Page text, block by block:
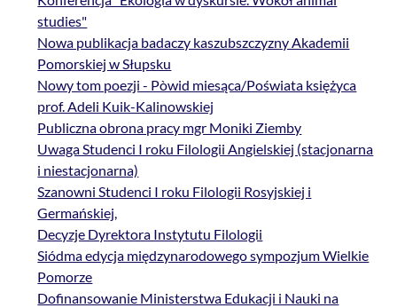
studies"
Nowa publikacja badaczy kaszubszczyzny Akademii
Pomorskiej w Słupsku
Nowy tom poezji - Pòwid miesąca/Poświata księżyca
prof. Adeli Kuik-Kalinowskiej
Publiczna obrona pracy mgr Moniki Ziemby
Uwaga Studenci I roku Filologii Angielskiej (stacjonarna
i niestacjonarna)
Szanowni Studenci I roku Filologii Rosyjskiej i
Germańskiej,
Decyzje Dyrektora Instytutu Filologii
Siódma edycja międzynarodowego sympozjum Wielkie
Pomorze
Dofinansowanie Ministerstwa Edukacji i Nauki na